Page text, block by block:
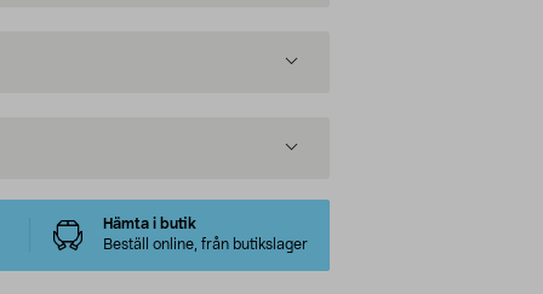
Hämta i butik
Beställ online, från butikslager